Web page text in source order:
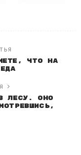
что на
лесу. Оно